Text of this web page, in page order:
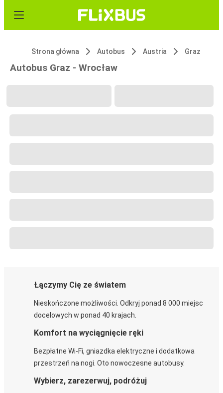
Strona główna Autobus Austria Graz
Autobus Graz - Wrocław
Łączymy Cię ze światem
Nieskończone możliwości. Odkryj ponad 8 000 miejsc
docelowych w ponad 40 krajach.
Komfort na wyciągnięcie ręki
Bezpłatne Wi-Fi, gniazdka elektryczne i dodatkowa
przestrzeń na nogi. Oto nowoczesne autobusy.
Wybierz, zarezerwuj, podróżuj